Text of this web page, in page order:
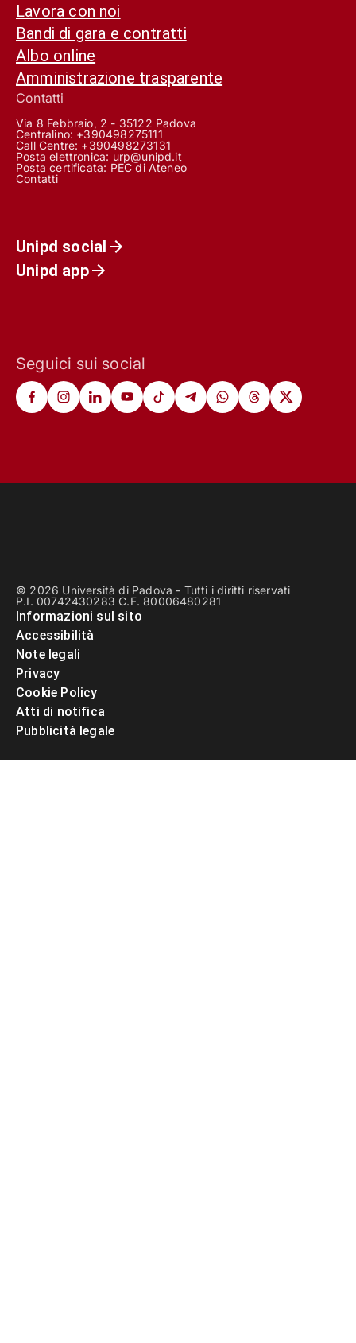
Lavora con noi
Bandi di gara e contratti
Albo online
Amministrazione trasparente
Contatti
Via 8 Febbraio, 2 - 35122 Padova
Centralino: +390498275111
Call Centre: +390498273131
Posta elettronica: urp@unipd.it
Posta certificata: PEC di Ateneo
Contatti
Unipd social
Unipd app
Seguici sui social
© 2026 Università di Padova - Tutti i diritti riservati
P.I. 00742430283 C.F. 80006480281
Informazioni sul sito
Accessibilità
Note legali
Privacy
Cookie Policy
Atti di notifica
Pubblicità legale